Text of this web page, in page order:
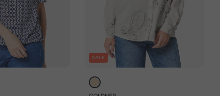
SALE